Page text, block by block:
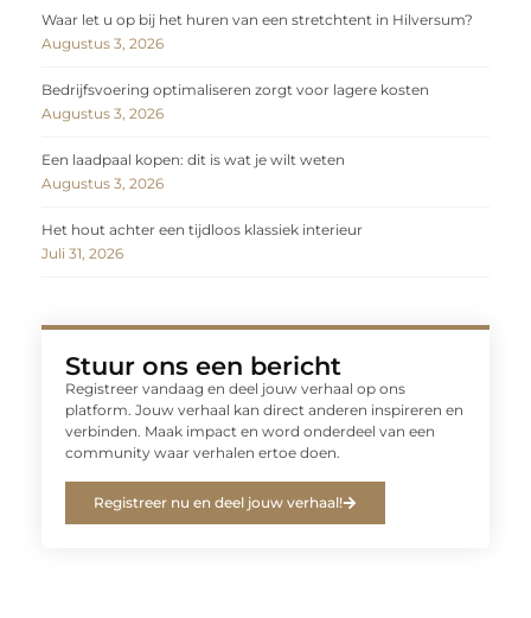
Waar let u op bij het huren van een stretchtent in Hilversum?
Augustus 3, 2026
Bedrijfsvoering optimaliseren zorgt voor lagere kosten
Augustus 3, 2026
Een laadpaal kopen: dit is wat je wilt weten
Augustus 3, 2026
Het hout achter een tijdloos klassiek interieur
Juli 31, 2026
Stuur ons een bericht
Registreer vandaag en deel jouw verhaal op ons
platform. Jouw verhaal kan direct anderen inspireren en
verbinden. Maak impact en word onderdeel van een
community waar verhalen ertoe doen.
Registreer nu en deel jouw verhaal!